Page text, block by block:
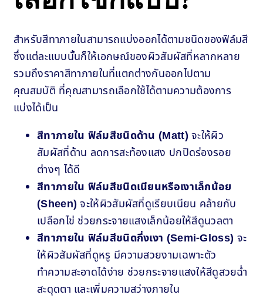
สำหรับสีทาภายในสามารถแบ่งออกได้ตามชนิดของฟิล์มสี
ซึ่งแต่ละแบบนั้นก็ให้เอกษณ์ของผิวสัมผัสที่หลากหลาย
รวมถึงราคาสีทาภายในที่แตกต่างกันออกไปตาม
คุณสมบัติ ที่คุณสามารถเลือกใช้ได้ตามความต้องการ
แบ่งได้เป็น
สีทาภายใน ฟิล์มสีชนิดด้าน (Matt) จะให้ผิว
สัมผัสที่ด้าน ลดการสะท้องแสง ปกปิดร่องรอย
ต่างๆ ได้ดี
สีทาภายใน ฟิล์มสีชนิดเนียนหรือเงาเล็กน้อย
(Sheen) จะให้ผิวสัมผัสที่ดูเรียบเนียน คล้ายกับ
เปลือกไข่ ช่วยกระจายแสงเล็กน้อยให้สีดูนวลตา
สีทาภายใน ฟิล์มสีชนิดกึ่งเงา (Semi-Gloss) จะ
ให้ผิวสัมผัสที่ดูหรู มีความสวยงามเฉพาะตัว
ทำความสะอาดได้ง่าย ช่วยกระจายแสงให้สีดูสวยฉ่ำ
สะดุดตา และเพิ่มความสว่างภายใน